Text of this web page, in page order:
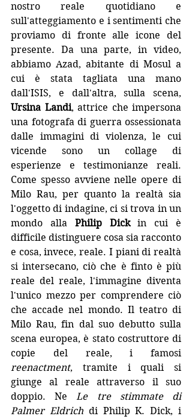
nostro reale quotidiano e
sull'atteggiamento e i sentimenti che
proviamo di fronte alle icone del
presente. Da una parte, in video,
abbiamo Azad, abitante di Mosul a
cui è stata tagliata una mano
Ursina Landi, attrice che impersona
una fotografa di guerra ossessionata
dalle immagini di violenza, le cui
vicende sono un collage di
esperienze e testimonianze reali.
Come spesso avviene nelle opere di
Milo Rau, per quanto la realtà sia
l'oggetto di indagine, ci si trova in un
mondo alla Philip Dick in cui è
difficile distinguere cosa sia racconto
e cosa, invece, reale. I piani di realtà
si intersecano, ciò che è finto è più
reale del reale, l'immagine diventa
l'unico mezzo per comprendere ciò
che accade nel mondo. Il teatro di
Milo Rau, fin dal suo debutto sulla
scena europea, è stato costruttore di
reenactment, tramite i quali si
giunge al reale attraverso il suo
doppio. Ne Le tre stimmate di
Palmer Eldrich di Philip K. Dick, i